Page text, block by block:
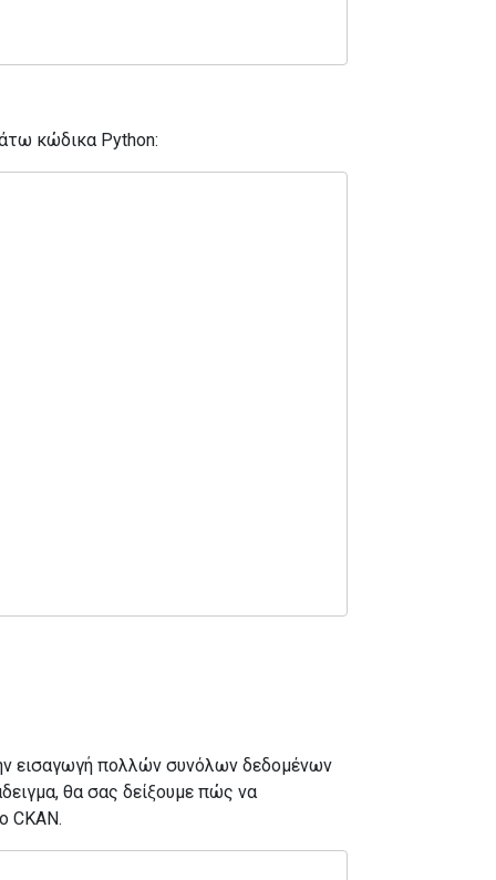
κώδικα Python:
εισαγωγή πολλών συνόλων δεδομένων
θα σας δείξουμε πώς να
CKAN.